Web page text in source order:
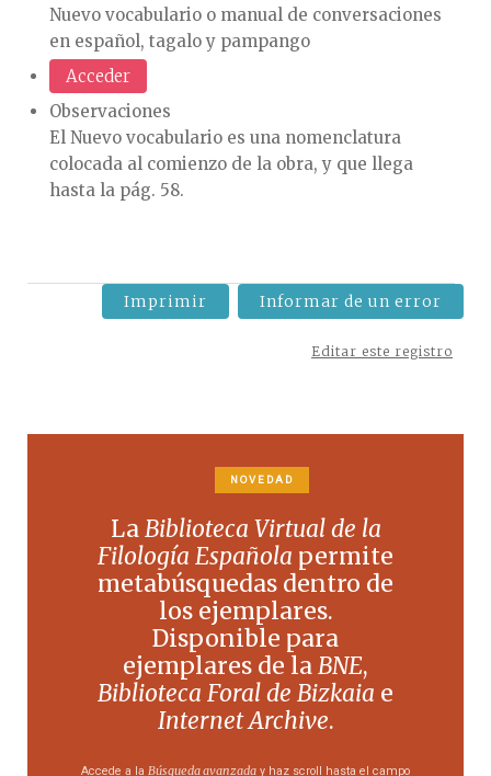
Nuevo vocabulario o manual de conversaciones
en español, tagalo y pampango
Acceder
Observaciones
El Nuevo vocabulario es una nomenclatura
colocada al comienzo de la obra, y que llega
hasta la pág. 58.
Imprimir Informar de un error
Editar este registro
NOVEDAD
LaBiblioteca Virtual de la
Filología Española permite
metabúsquedas dentro de
los ejemplares.
Disponible para
ejemplares de laBNE,
Biblioteca Foral de Bizkaia e
Internet Archive.
Accede a la Búsqueda avanzada y haz scroll hasta el campo